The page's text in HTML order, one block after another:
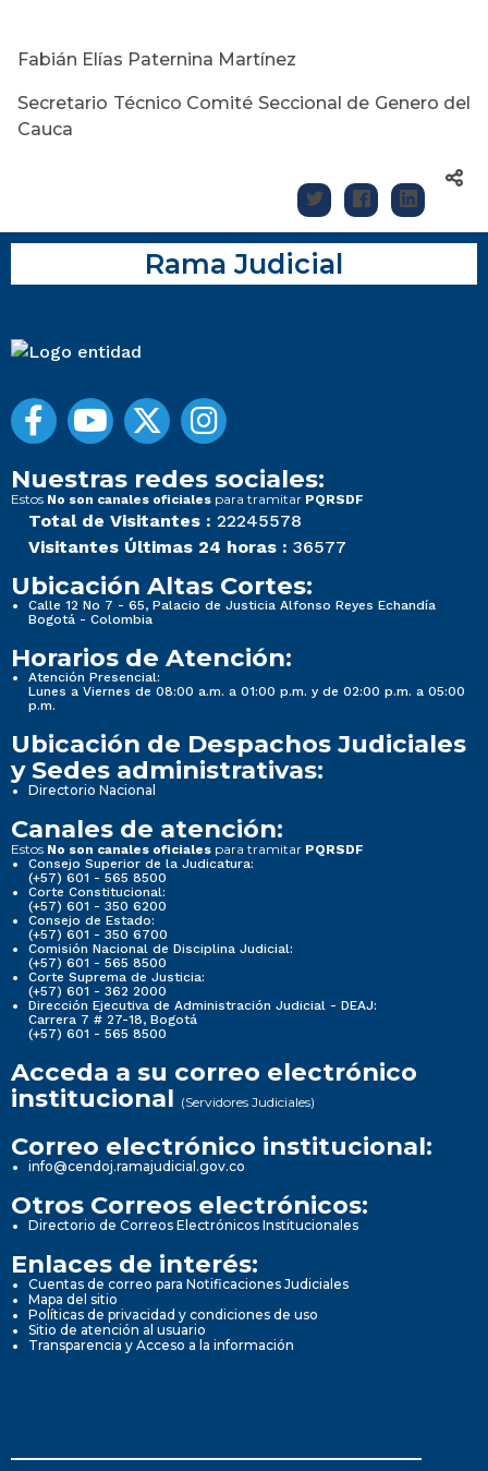
Fabián Elías Paternina Martínez
Secretario Técnico Comité Seccional de Genero del
Cauca
Rama Judicial
Nuestras redes sociales:
Estos No son canales oficiales para tramitar PQRSDF
Total de Visitantes : 22245578
Visitantes Últimas 24 horas : 36577
Ubicación Altas Cortes:
Calle 12 No 7 - 65, Palacio de Justicia Alfonso Reyes Echandía
Bogotá - Colombia
Horarios de Atención:
Atención Presencial:
Lunes a Viernes de 08:00 a.m. a 01:00 p.m. y de 02:00 p.m. a 05:00
p.m.
Ubicación de Despachos Judiciales
y Sedes administrativas:
Directorio Nacional
Canales de atención:
Estos No son canales oficiales para tramitar PQRSDF
Consejo Superior de la Judicatura:
(+57) 601 - 565 8500
Corte Constitucional:
(+57) 601 - 350 6200
Consejo de Estado:
(+57) 601 - 350 6700
Comisión Nacional de Disciplina Judicial:
(+57) 601 - 565 8500
Corte Suprema de Justicia:
(+57) 601 - 362 2000
Dirección Ejecutiva de Administración Judicial - DEAJ:
Carrera 7 # 27-18, Bogotá
(+57) 601 - 565 8500
Acceda a su correo electrónico
institucional (Servidores Judiciales)
Correo electrónico institucional:
info@cendoj.ramajudicial.gov.co
Otros Correos electrónicos:
Directorio de Correos Electrónicos Institucionales
Enlaces de interés:
Cuentas de correo para Notificaciones Judiciales
Mapa del sitio
Políticas de privacidad y condiciones de uso
Sitio de atención al usuario
Transparencia y Acceso a la información